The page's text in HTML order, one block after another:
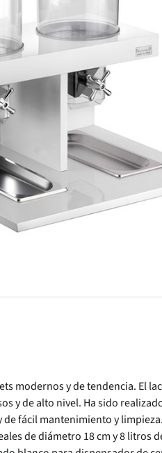
modernos y de tendencia. El
y de alto nivel. Ha sido
fácil mantenimiento y limpieza.
de diámetro 18 cm y 8 litros